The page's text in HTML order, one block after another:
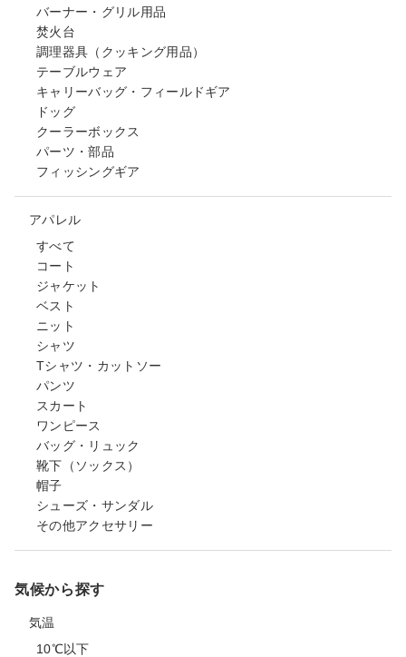
バーナー・グリル用品
焚火台
調理器具（クッキング用品）
テーブルウェア
キャリーバッグ・フィールドギア
ドッグ
クーラーボックス
パーツ・部品
フィッシングギア
アパレル
すべて
コート
ジャケット
ベスト
ニット
シャツ
Tシャツ・カットソー
パンツ
スカート
ワンピース
バッグ・リュック
靴下（ソックス）
帽子
シューズ・サンダル
その他アクセサリー
気候から探す
気温
10℃以下